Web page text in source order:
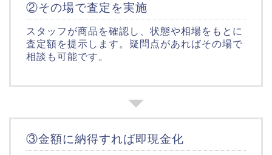
②その場で査定を実施
スタッフが商品を確認し、状態や相場をもとに
査定額を提示します。疑問点があればその場で
相談も可能です。
③金額に納得すれば即現金化